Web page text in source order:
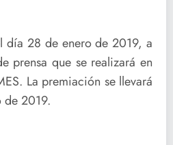
día 28 de enero de 2019, a
prensa que se realizará en
La premiación se llevará
de 2019.